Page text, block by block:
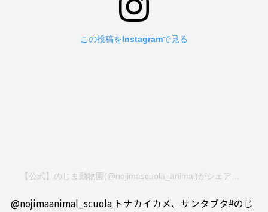
この投稿をInstagramで見る
【公式】のじま動物園(@nojimascuola_animal)がシェアした投稿
@nojimaanimal_scuolaトナカイカメ、サンタブタ#のじ